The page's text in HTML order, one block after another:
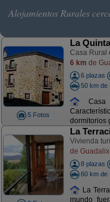
Alojamientos Rurales
5 Fotos
La
Casa Rural
6 km de
6 plazas
50 km de
Casa
dormitorios
La
Vivienda
de
8 plazas
60 km de
La
mundo